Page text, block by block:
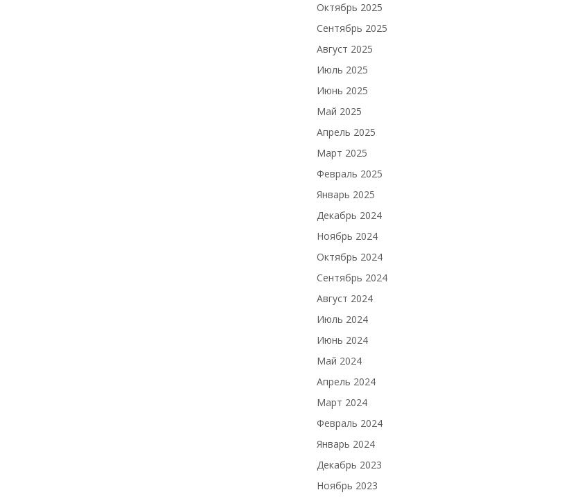
Октябрь 2025
Сентябрь 2025
Август 2025
Июль 2025
Июнь 2025
Май 2025
Апрель 2025
Март 2025
Февраль 2025
Январь 2025
Декабрь 2024
Ноябрь 2024
Октябрь 2024
Сентябрь 2024
Август 2024
Июль 2024
Июнь 2024
Май 2024
Апрель 2024
Март 2024
Февраль 2024
Январь 2024
Декабрь 2023
Ноябрь 2023